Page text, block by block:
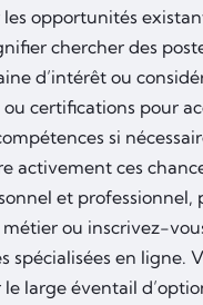
opportunités
chercher des
d’intérêt ou
certifications pour
si
activement ces
et professionnel,
ou inscrivez-
spécialisées en ligne.
large éventail